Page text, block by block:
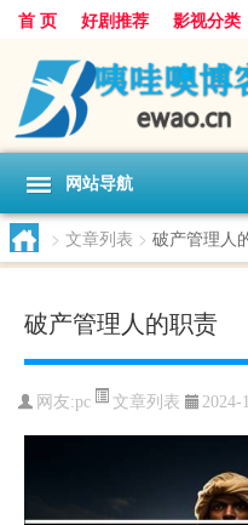
首 页 好剧推荐 影视分类
网站导航
> 文章列表 > 破产管理人
破产管理人的职责
网友:pc 文章列表 2024-